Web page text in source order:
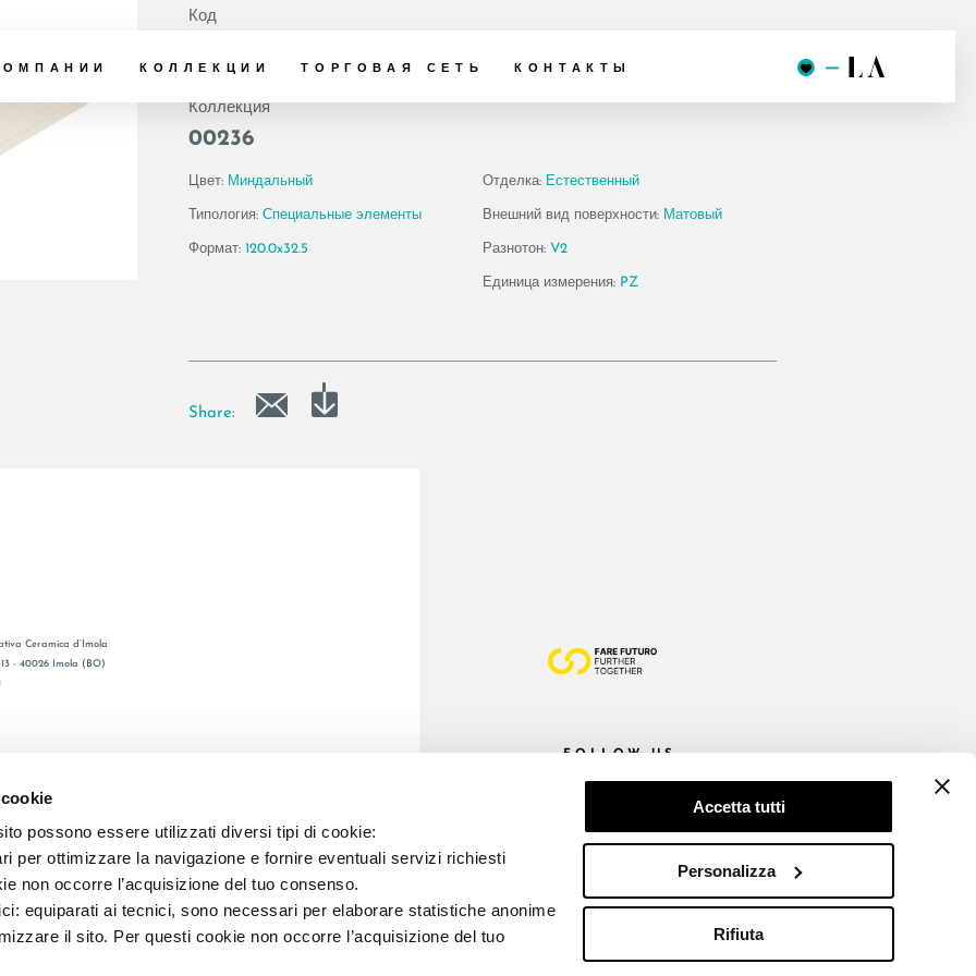
possono essere utilizzati diversi tipi di cookie:
per ottimizzare la navigazione e fornire eventuali servizi richiesti
non occorre l’acquisizione del tuo consenso.
equiparati ai tecnici, sono necessari per elaborare statistiche anonime
il sito. Per questi cookie non occorre l’acquisizione del tuo
Accetta tutti
Personalizza
Rifiuta
КОЛЛЕКЦИИ ТОРГОВАЯ СЕТЬ КОНТАКТЫ
Код
Коллекция
00236
Цвет: Миндальный
Типология: Специальные элементы
Формат: 120.0x32.5
Отделка: Естественный
Внешний вид поверхности: Матовый
Разнотон: V2
Единица измерения: PZ
Share:
Ceramica d’Imola
- 40026 Imola (BO)
FOLLOW US
E REG. IMPR. BO 00286900378 R.E.A. BO 5545